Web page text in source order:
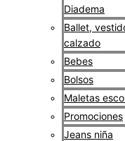
Diadema
Ballet,
calzado
Bebes
Bolsos
Maletas
Promociones
Jeans niña